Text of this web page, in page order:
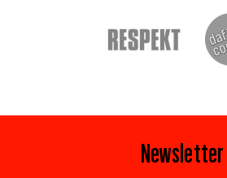
Newsletter